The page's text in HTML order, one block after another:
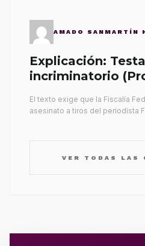
AMADO SANMARTÍN
Explicación:
incriminatorio
El texto exige que la Fiscalía
asesinato a tiros del periodista
VER TODAS LAS